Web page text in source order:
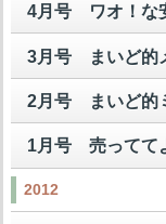
4月号 ワオ！な
3月号 まいど的
2月号 まいど的
1月号 売ってて
2012